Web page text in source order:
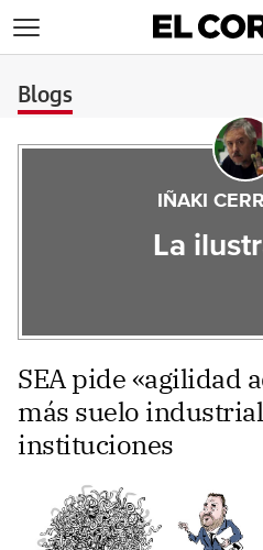
Blogs
IÑAKI
La
SEA pide «agilidad
más suelo
instituciones